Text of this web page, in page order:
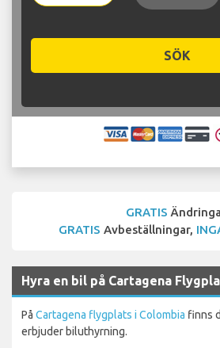
SÖK
GRATIS
GRATIS Avbeställningar,
Hyra en bil på Cartagena
På Cartagena flygplats i Colombia finns
erbjuder biluthyrning.